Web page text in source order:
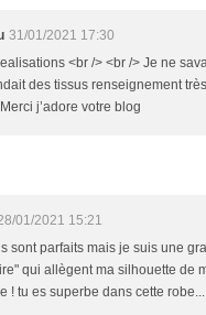
31/01/2021 17:30
<br /> <br /> Je ne
des tissus renseignement
j’adore votre blog
01/2021 15:21
sont parfaits mais je suis une
qui allègent ma silhouette de
! tu es superbe dans cette